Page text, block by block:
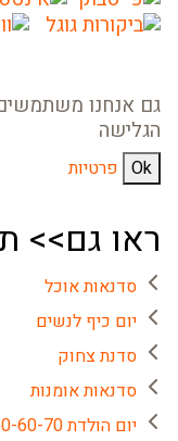
גם אנחנו
הגלישה
Ok פרטיות
ראו גם>>
סדנאות אוכל
יום כיף לנשים
סדנת צחוק
סדנאות אומנות
יום הולדת 50-60-70